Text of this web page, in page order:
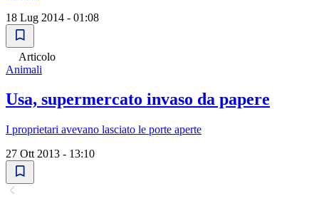
18 Lug 2014 - 01:08
Articolo
Animali
Usa, supermercato invaso da papere
I proprietari avevano lasciato le porte aperte
27 Ott 2013 - 13:10